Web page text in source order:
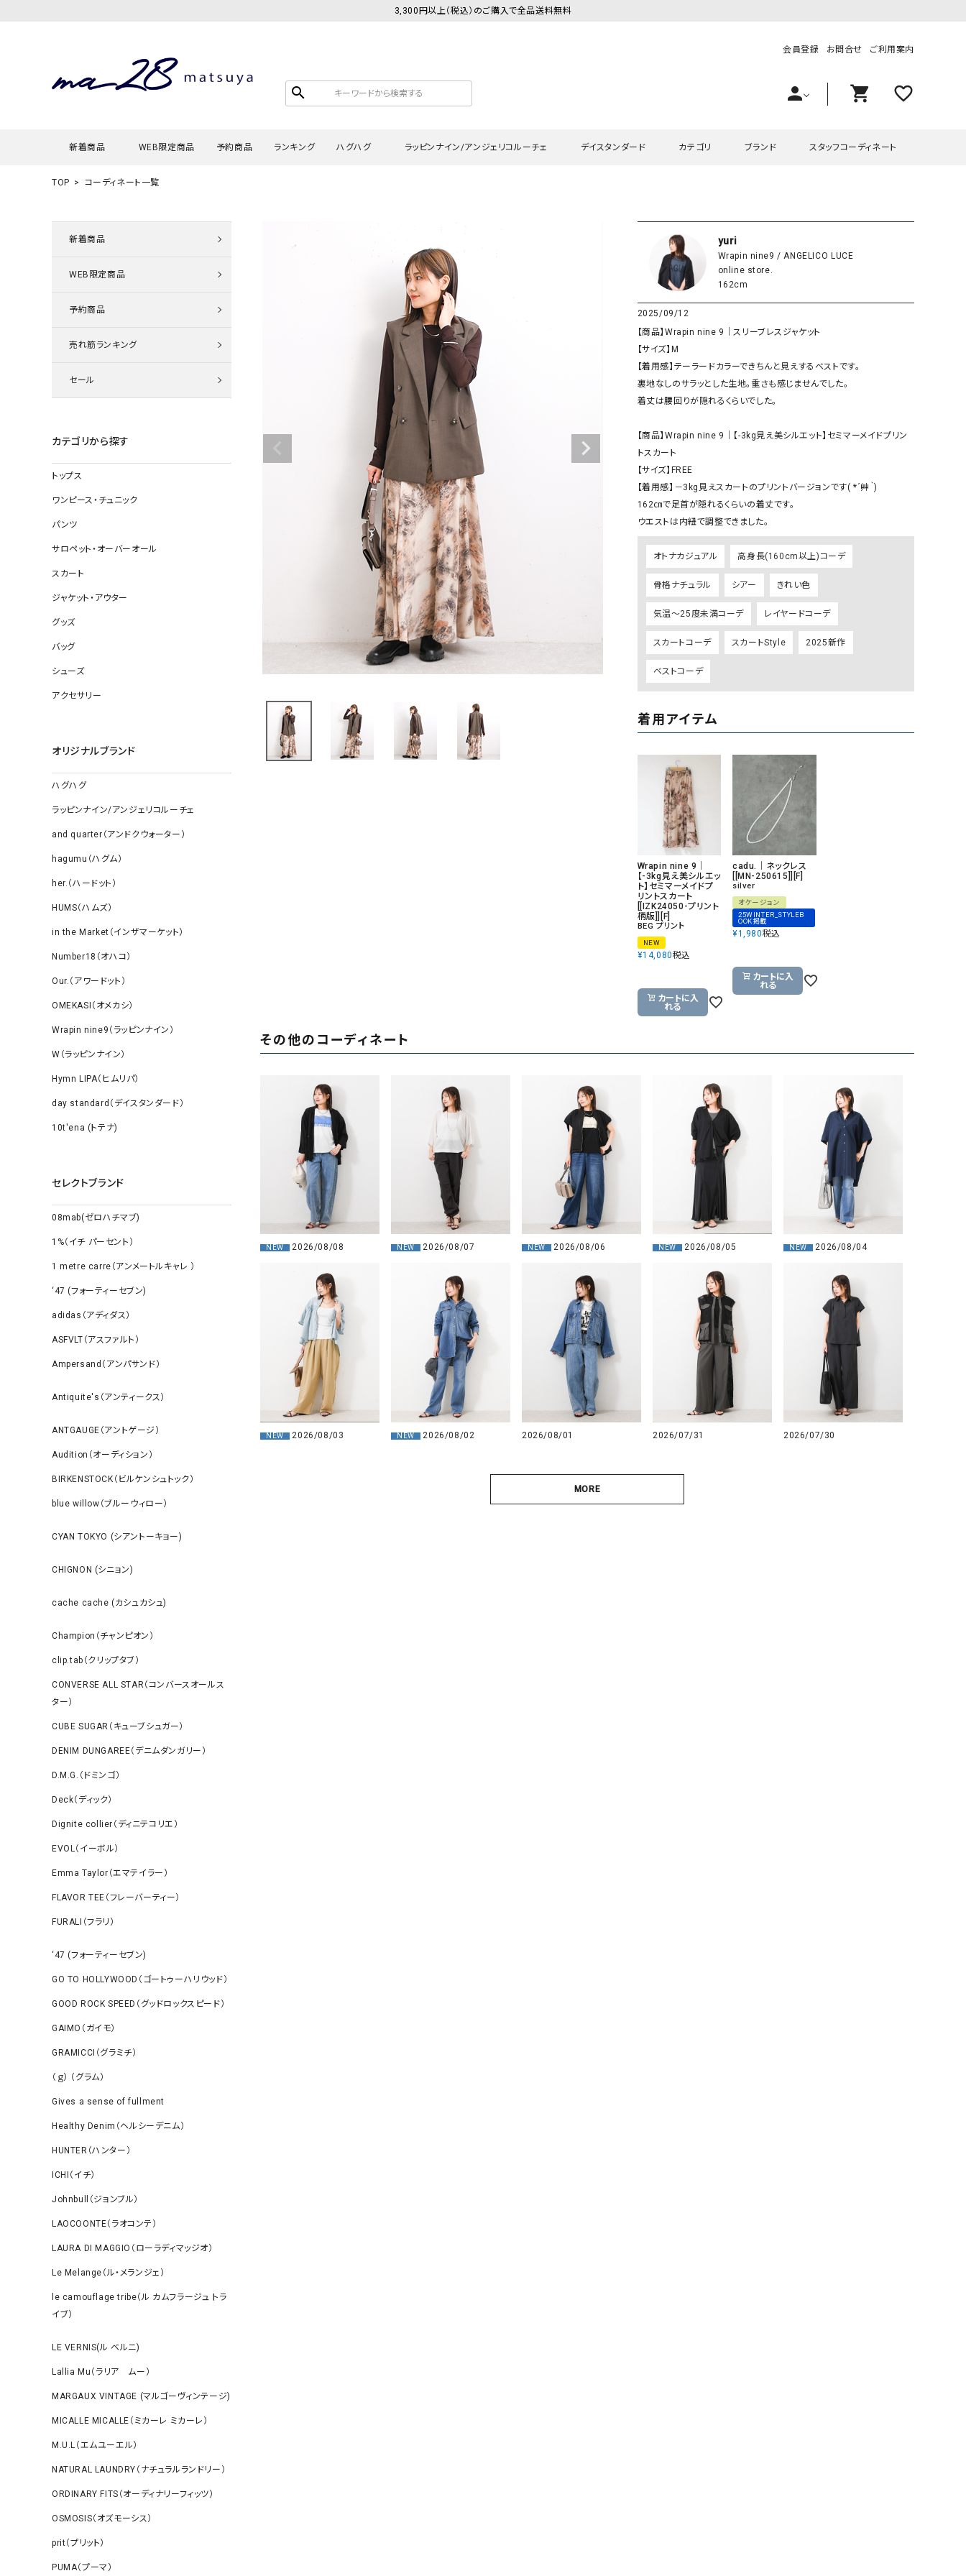
3,300円以上（税込）のご購入で全品送料無料
search
会員登録 お問合せ ご利用案内
person shopping_cart favorite_outline
新着商品 WEB限定商品 予約商品 ランキング ハグハグ
スウェット・パーカー
ロング・マキシ丈
その他スカート
すべて見る
ソックス
ラッピンナイン/アンジェリコルーチェ
カーディガン
ニット
タンクトップ・キャミソール
デニムパンツ
その他のパンツ
ジャケット
コート
その他アウター
デイスタンダード
チュニック
その他スカート
カテゴリ
ワンピース・チュニック
サロペット・オーバーオール
スカート
ジャケット・アウター
グッズ
ワンピース・チュニック
サロペット・オーバーオール
ジャケット・アウター
グッズ
ブランド
ラッピンナイン/アンジェリコルーチェ
hagumu（ハグム）
her.（ハードット）
and quarter（アンドクウォーター） HUMS（ハムズ）
Our.（アワードット）
08mab(ゼロハチマブ)
1%（イチ パーセント）
1 metre carre（アンメートルキャレ ）
LAURA DI MAGGIO（ロー
ーパーセントリノ）
adidas（アディダス）
Ampersand（アンパサンド）
Antiquite's（アンティークス）
blue willow（ブルーウィロー）
CUBE SUGAR（キューブシュガー）
CONVERSE ALL STAR（コンバースオー
ルスター）
Champion（チャンピオン）
DENIM DUNGAREE（デニムダンガリー）
Deck（ディック）
EVOL（イーボル）
Emma Taylor（エマテイラー）
FLAVOR TEE（フレーバーティー）
GO TO HOLLYWOOD（ゴートゥーハリウ
ッド）
GRAMICCI（グラミチ）
ー）
（ｇ） （グラム） upper hights（アッパーハイ
Gives a sense of fullment +phenix（フェニックス）
HUNTER（ハンター）
ICHI（イチ）
ILIMA（イリマ）
スタッフコーディネート
TOP コーディネート一覧
新着商品
WEB限定商品
予約商品
売れ筋ランキング
セール
カテゴリから探す
トップス
ワンピース・チュニック
パンツ
サロペット・オーバーオール
スカート
ジャケット・アウター
グッズ
バッグ
シューズ
アクセサリー
オリジナルブランド
ハグハグ
ラッピンナイン/アンジェリコルーチェ
and quarter（アンドクウォーター）
hagumu（ハグム）
her.（ハードット）
HUMS（ハムズ）
in the Market（インザマーケット）
Number18（オハコ）
Our.（アワードット）
OMEKASI（オメカシ）
Wrapin nine9（ラッピンナイン）
W（ラッピンナイン）
Hymn LIPA（ヒムリパ）
day standard（デイスタンダード）
10t'ena (トテナ)
セレクトブランド
08mab(ゼロハチマブ)
1%（イチ パーセント）
1 metre carre（アンメートルキャレ ）
‘47 (フォーティーセブン)
adidas（アディダス）
ASFVLT（アスファルト）
Ampersand（アンパサンド）
Antiquite's（アンティークス）
ANTGAUGE（アントゲージ）
Audition（オーディション）
BIRKENSTOCK（ビルケンシュトック）
blue willow（ブルーウィロー）
CYAN TOKYO (シアントーキョー)
CHIGNON (シニョン)
cache cache (カシュカシュ)
Champion（チャンピオン）
clip.tab（クリップタブ）
CONVERSE ALL STAR（コンバースオールス
ター）
CUBE SUGAR（キューブシュガー）
DENIM DUNGAREE（デニムダンガリー）
D.M.G.（ドミンゴ）
Deck（ディック）
Dignite collier（ディニテコリエ）
EVOL（イーボル）
Emma Taylor（エマテイラー）
FLAVOR TEE（フレーバーティー）
FURALI（フラリ）
‘47 (フォーティーセブン)
GO TO HOLLYWOOD（ゴートゥーハリウッド）
GOOD ROCK SPEED（グッドロックスピード）
GAIMO（ガイモ）
GRAMICCI（グラミチ）
（ｇ） （グラム）
Gives a sense of fullment
Healthy Denim（ヘルシーデニム）
HUNTER（ハンター）
ICHI（イチ）
Johnbull（ジョンブル）
LAOCOONTE（ラオコンテ）
LAURA DI MAGGIO（ローラディマッジオ）
Le Melange（ル・メランジェ）
le camouflage tribe（ル カムフラージュ トラ
イブ）
LE VERNIS(ル ベルニ)
Lallia Mu（ラリア ムー）
MARGAUX VINTAGE (マルゴーヴィンテージ)
MICALLE MICALLE（ミカーレ ミカーレ）
M.U.L（エムユーエル）
NATURAL LAUNDRY（ナチュラルランドリー）
ORDINARY FITS（オーディナリーフィッツ）
OSMOSIS（オズモーシス）
prit（プリット）
PUMA（プーマ）
yuri
Wrapin nine9 / ANGELICO LUCE
online store.
162cm
2025/09/12
【商品】Wrapin nine 9｜スリーブレスジャケット
【サイズ】M
【着用感】テーラードカラーできちんと見えするベストです。
裏地なしのサラッとした生地。重さも感じませんでした。
着丈は腰回りが隠れるくらいでした。
【商品】Wrapin nine 9｜【-3kg見え美シルエット】セミマーメイドプリン
トスカート
【サイズ】FREE
【着用感】－3kg見えスカートのプリントバージョンです( *´艸｀)
162㎝で足首が隠れるくらいの着丈です。
ウエストは内紐で調整できました。
オトナカジュアル 高身長(160cm以上)コーデ
骨格ナチュラル シアー きれい色
気温～25度未満コーデ レイヤードコーデ
スカートコーデ スカートStyle 2025新作
ベストコーデ
着用アイテム
Wrapin nine 9｜
【-3kg見え美シルエッ
ト】セミマーメイドプ
リントスカート
[[IZK24050-プリント
柄版]][F]
BEG プリント
NEW
¥14,080税込
カートに入
れる
cadu.｜ネックレス
[[MN-250615]][F]
silver
オケージョン
25WINTER_STYLEB
OOK掲載
¥1,980税込
カートに入
れる
その他のコーディネート
NEW 2026/08/08 NEW 2026/08/07 NEW 2026/08/06 NEW 2026/08/05 NEW 2026/08/04
NEW 2026/08/03 NEW 2026/08/02 2026/08/01 2026/07/31 2026/07/30
MORE